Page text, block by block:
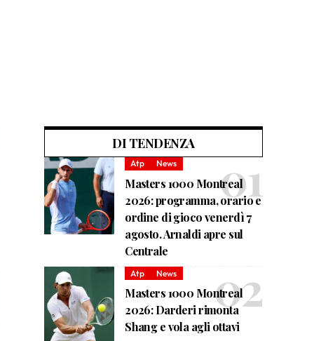
DI TENDENZA
Atp News
Masters 1000 Montreal
2026: programma, orario e
ordine di gioco venerdì 7
agosto. Arnaldi apre sul
Centrale
Atp News
Masters 1000 Montreal
2026: Darderi rimonta
Shang e vola agli ottavi